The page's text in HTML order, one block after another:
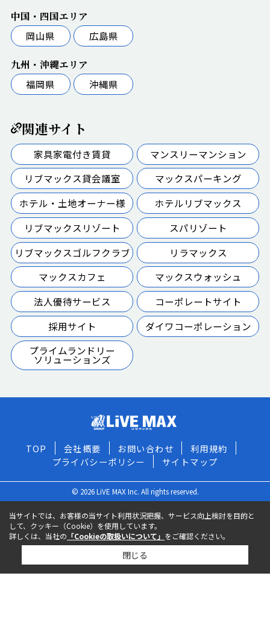
中国・四国エリア
岡山県
広島県
九州・沖縄エリア
福岡県
沖縄県
関連サイト
家具家電付き賃貸
マンスリーマンション
リブマックス貸会議室
マックスパーキング
ホテル・土地オーナー様
ホテルリブマックス
リブマックスリゾート
スパリゾート
リブマックスゴルフクラブ
リラマックス
マックスカフェ
マックスウォッシュ
法人優待サービス
コーポレートサイト
採用サイト
ダイワコーポレーション
プライムランドリー
ソリューションズ
TOP 会社概要 お問い合わせ
利用規約
プライバシーポリシー
サイトマップ
© 2026 LiVE MAX Inc. All rights reserved.
当サイトでは、お客様の当サイト利用状況把握、サービス向上検討を目的と
して、クッキー（Cookie）を使用しています。
詳しくは、当社の 「Cookieの取扱いについて」 をご確認ください。
閉じる